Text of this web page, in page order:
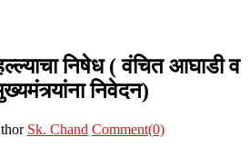
निषेध ( वंचित आघाडी व
निवेदन)
Sk. Chand Comment(0)